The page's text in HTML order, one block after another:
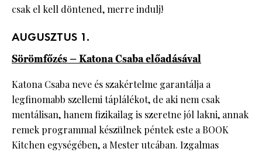
csak el kell döntened, merre indulj!
AUGUSZTUS 1.
Sörömfőzés – Katona Csaba előadásával
Katona Csaba neve és szakértelme garantálja a
legfinomabb szellemi táplálékot, de aki nem csak
mentálisan, hanem fizikailag is szeretne jól lakni, annak
remek programmal készülnek péntek este a BOOK
Kitchen egységében, a Mester utcában. Izgalmas